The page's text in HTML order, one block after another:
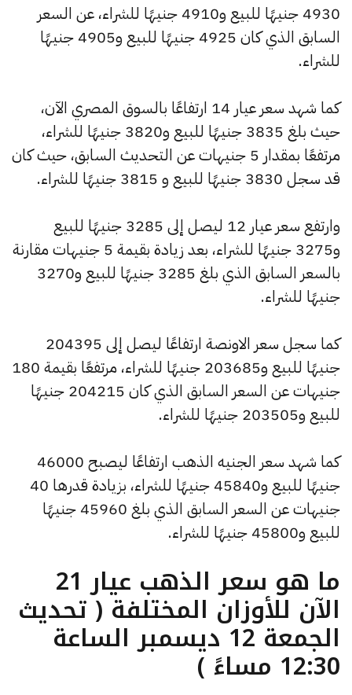
4930 جنيهًا للبيع و4910 جنيهًا للشراء، عن السعر
السابق الذي كان 4925 جنيهًا للبيع و4905 جنيهًا
للشراء.
كما شهد سعر عيار 14 ارتفاعًا بالسوق المصري الآن،
حيث بلغ 3835 جنيهًا للبيع و3820 جنيهًا للشراء،
مرتفعًا بمقدار 5 جنيهات عن التحديث السابق، حيث كان
قد سجل 3830 جنيهًا للبيع و 3815 جنيهًا للشراء.
وارتفع سعر عيار 12 ليصل إلى 3285 جنيهًا للبيع
و3275 جنيهًا للشراء، بعد زيادة بقيمة 5 جنيهات مقارنة
بالسعر السابق الذي بلغ 3285 جنيهًا للبيع و3270
جنيهًا للشراء.
كما سجل سعر الاونصة ارتفاعًا ليصل إلى 204395
جنيهًا للبيع و203685 جنيهًا للشراء، مرتفعًا بقيمة 180
جنيهات عن السعر السابق الذي كان 204215 جنيهًا
للبيع و203505 جنيهًا للشراء.
كما شهد سعر الجنيه الذهب ارتفاعًا ليصبح 46000
جنيهًا للبيع و45840 جنيهًا للشراء، بزيادة قدرها 40
جنيهات عن السعر السابق الذي بلغ 45960 جنيهًا
للبيع و45800 جنيهًا للشراء.
ما هو سعر الذهب عيار 21
الآن للأوزان المختلفة ( تحديث
الجمعة 12 ديسمبر الساعة
12:30 مساءً )